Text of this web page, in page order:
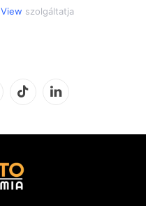
szolgáltatja
TikTok LinkedIn